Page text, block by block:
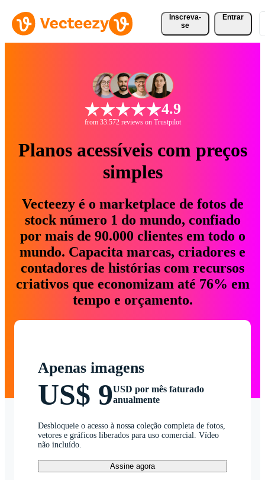
Inscreva-
se
Entrar
4.9
from 33.572 reviews on Trustpilot
Planos acessíveis com preços
simples
Vecteezy é o marketplace de fotos de
stock número 1 do mundo, confiado
por mais de 90.000 clientes em todo o
mundo. Capacita marcas, criadores e
contadores de histórias com recursos
criativos que economizam até 76% em
tempo e orçamento.
Apenas imagens
US$ 9USD por mês faturado
anualmente
Desbloqueie o acesso à nossa coleção completa de fotos,
vetores e gráficos liberados para uso comercial. Vídeo
não incluído.
Assine agora